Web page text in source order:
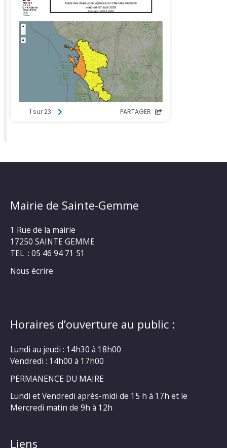
Mairie de Sainte-Gemme
1 Rue de la mairie
17250 SAINTE GEMME
TEL : 05 46 94 71 51
Nous écrire
Horaires d’ouverture au public :
Lundi au jeudi : 14h30 à 18h00
Vendredi : 14h00 à 17h00
PERMANENCE DU MAIRE
Lundi et Vendredi après-midi de 15 h à 17h et le
Mercredi matin de 9h à 12h
Liens